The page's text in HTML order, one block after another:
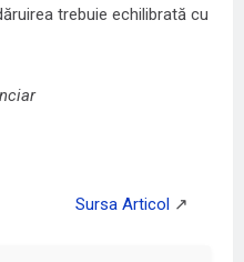
trebuie echilibrată cu